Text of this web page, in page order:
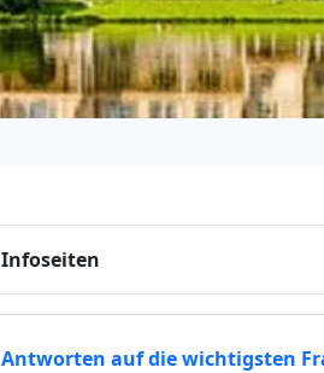
Infoseiten
Antworten auf die wichtigsten